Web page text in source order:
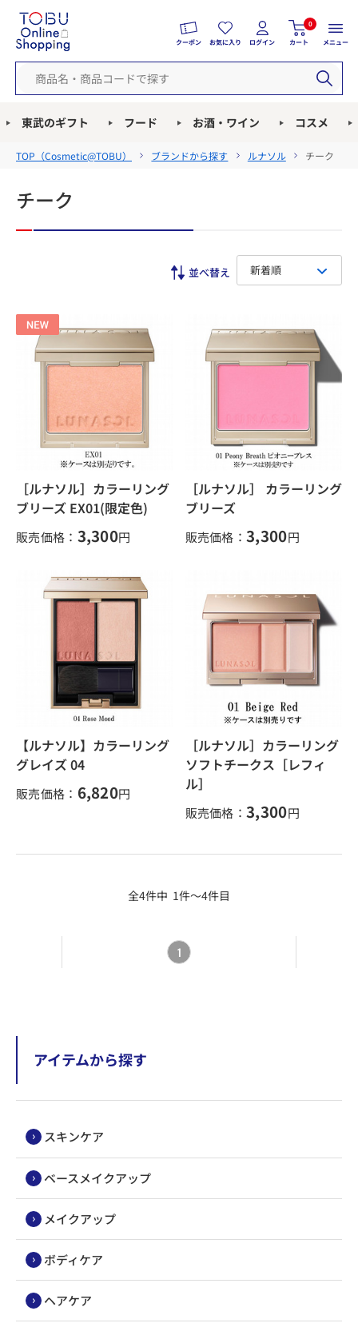
クーポン お気に入り ログイン
0
カート メニュー
東武のギフト フード お酒・ワイン コスメ
TOP（Cosmetic@TOBU） ブランドから探す ルナソル チーク
アイテムから探す
スキンケア
ベースメイクアップ
メイクアップ
ボディケア
ヘアケア
チーク
新着順
［ルナソル］カラーリング
ブリーズ EX01(限定色)
販売価格： 3,300円
［ルナソル］ カラーリング
ブリーズ
販売価格： 3,300円
【ルナソル】カラーリング
グレイズ 04
販売価格： 6,820円
［ルナソル］カラーリング
ソフトチークス［レフィ
ル］
販売価格： 3,300円
全4件中 1件～4件目
1